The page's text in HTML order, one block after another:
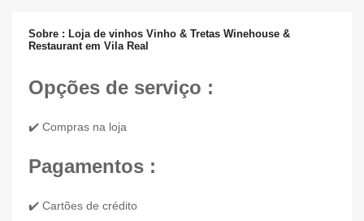
Sobre : Loja de vinhos Vinho & Tretas Winehouse &
Restaurant em Vila Real
Opções de serviço :
✔️ Compras na loja
Pagamentos :
✔️ Cartões de crédito